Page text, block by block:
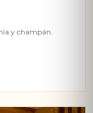
y champán.